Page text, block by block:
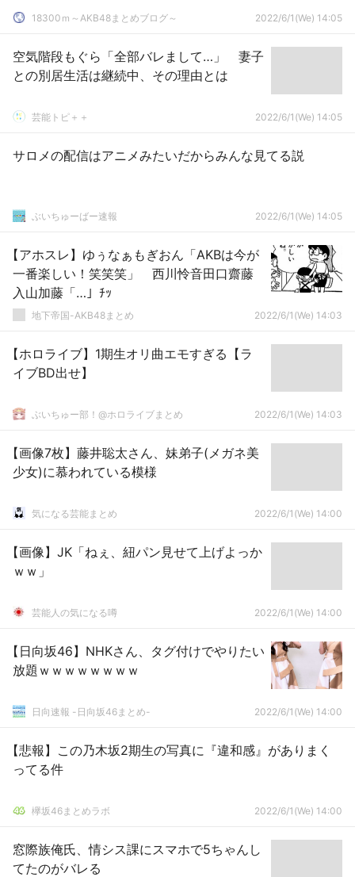
18300ｍ～AKB48まとめブログ～ 2022/6/1(We) 14:05
空気階段もぐら「全部バレまして…」 妻子
との別居生活は継続中、その理由とは
芸能トピ＋＋ 2022/6/1(We) 14:05
サロメの配信はアニメみたいだからみんな見てる説
ぶいちゅーばー速報 2022/6/1(We) 14:05
【アホスレ】ゆぅなぁもぎおん「AKBは今が
一番楽しい！笑笑笑」 西川怜音田口齋藤
入山加藤「…」ﾁｯ
地下帝国-AKB48まとめ 2022/6/1(We) 14:03
【ホロライブ】1期生オリ曲エモすぎる【ラ
イブBD出せ】
ぶいちゅー部！@ホロライブまとめ 2022/6/1(We) 14:03
【画像7枚】藤井聡太さん、妹弟子(メガネ美
少女)に慕われている模様
気になる芸能まとめ 2022/6/1(We) 14:00
【画像】JK「ねぇ、紐パン見せて上げよっか
ｗｗ」
芸能人の気になる噂 2022/6/1(We) 14:00
【日向坂46】NHKさん、タグ付けでやりたい
放題ｗｗｗｗｗｗｗｗ
日向速報 -日向坂46まとめ- 2022/6/1(We) 14:00
【悲報】この乃木坂2期生の写真に『違和感』がありまく
ってる件
欅坂46まとめラボ 2022/6/1(We) 14:00
窓際族俺氏、情シス課にスマホで5ちゃんし
てたのがバレる